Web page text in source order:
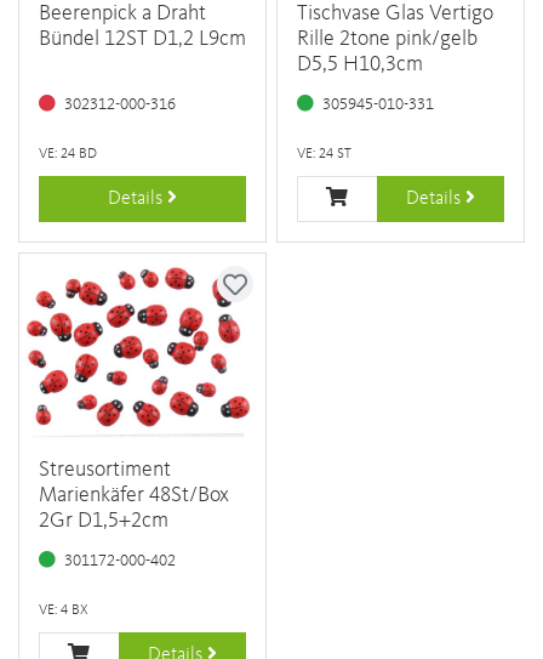
Beerenpick a Draht
Bündel 12ST D1,2 L9cm
302312-000-316
VE: 24 BD
Details
Tischvase Glas Vertigo
Rille 2tone pink/gelb
D5,5 H10,3cm
305945-010-331
VE: 24 ST
Details
Streusortiment
Marienkäfer 48St/Box
2Gr D1,5+2cm
301172-000-402
VE: 4 BX